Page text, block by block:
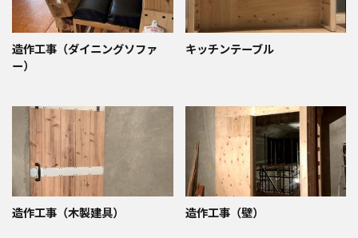
造作工事（ダイニングソファ
ー）
キッチンテーブル
造作工事（木製建具） 造作工事（壁）